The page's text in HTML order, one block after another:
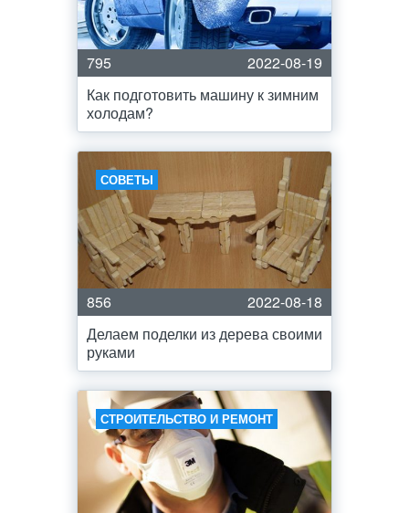
795
2022-08-19
Как подготовить машину к зимним
холодам?
СОВЕТЫ
856
2022-08-18
Делаем поделки из дерева своими
руками
СТРОИТЕЛЬСТВО И РЕМОНТ